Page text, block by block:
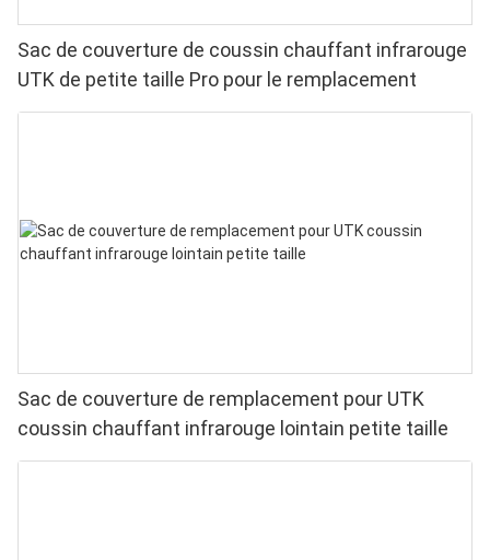
Sac de couverture de coussin chauffant infrarouge
UTK de petite taille Pro pour le remplacement
Sac de couverture de remplacement pour UTK
coussin chauffant infrarouge lointain petite taille